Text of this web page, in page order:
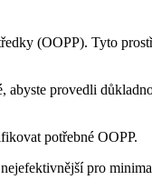
(OOPP). Tyto
abyste provedli
potřebné OOPP.
pro